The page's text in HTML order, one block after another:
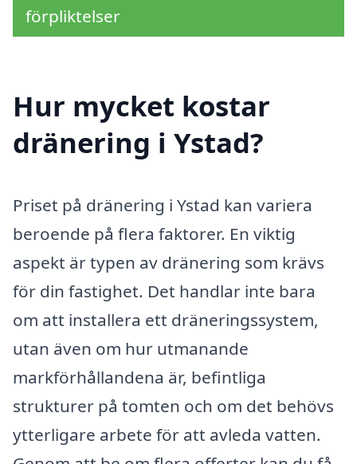
förpliktelser
Hur mycket kostar
dränering i Ystad?
Priset på dränering i Ystad kan variera
beroende på flera faktorer. En viktig
aspekt är typen av dränering som krävs
för din fastighet. Det handlar inte bara
om att installera ett dräneringssystem,
utan även om hur utmanande
markförhållandena är, befintliga
strukturer på tomten och om det behövs
ytterligare arbete för att avleda vatten.